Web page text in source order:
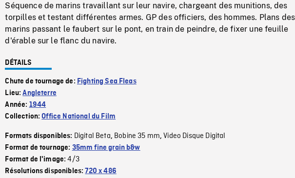
Séquence de marins travaillant sur leur navire, chargeant des munitions, des
torpilles et testant différentes armes. GP des officiers, des hommes. Plans des
marins passant le faubert sur le pont, en train de peindre, de fixer une feuille
d'érable sur le flanc du navire.
DÉTAILS
Chute de tournage de: Fighting Sea Fleas
Lieu:Angleterre
Année: 1944
Collection:Office National du Film
Formats disponibles: Digital Beta, Bobine 35 mm,Video Disque Digital
Format de tournage: 35mm fine grain b&w
Format de l'image:4/3
Résolutions disponibles:720 x 486